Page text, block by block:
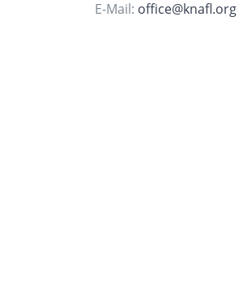
E-Mail: office@knafl.org